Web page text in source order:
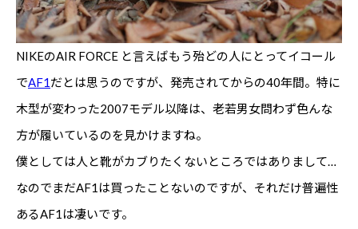
NIKEのAIR FORCE と言えばもう殆どの人にとってイコール
でAF1だとは思うのですが、発売されてからの40年間。特に
木型が変わった2007モデル以降は、老若男女問わず色んな
方が履いているのを見かけますね。
僕としては人と靴がカブりたくないところではありまして…
なのでまだAF1は買ったことないのですが、それだけ普遍性
あるAF1は凄いです。